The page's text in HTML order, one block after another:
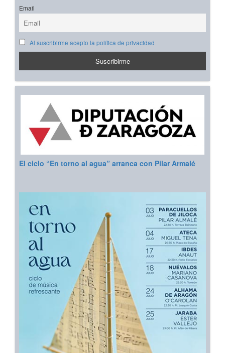
Email
Al suscribirme acepto la política de privacidad
El ciclo “En torno al agua” arranca con Pilar Armalé